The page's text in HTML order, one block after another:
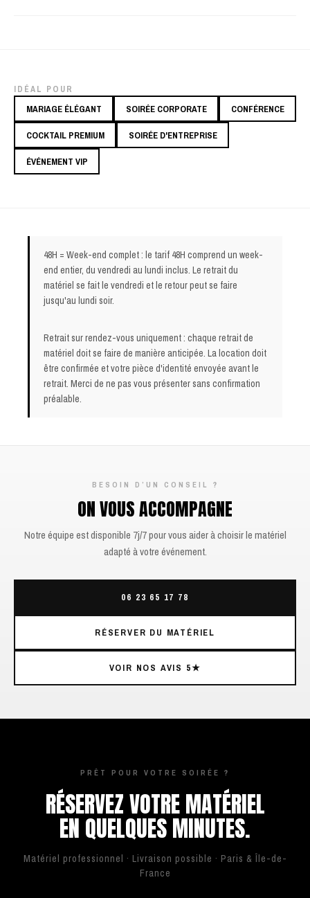
IDÉAL POUR
MARIAGE ÉLÉGANT SOIRÉE CORPORATE CONFÉRENCE
COCKTAIL PREMIUM SOIRÉE D'ENTREPRISE
ÉVÉNEMENT VIP
48H = Week-end complet : le tarif 48H comprend un week-
end entier, du vendredi au lundi inclus. Le retrait du
matériel se fait le vendredi et le retour peut se faire
jusqu'au lundi soir.
Retrait sur rendez-vous uniquement : chaque retrait de
matériel doit se faire de manière anticipée. La location doit
être confirmée et votre pièce d'identité envoyée avant le
retrait. Merci de ne pas vous présenter sans confirmation
préalable.
BESOIN D’UN CONSEIL ?
ON VOUS ACCOMPAGNE
Notre équipe est disponible 7j/7 pour vous aider à choisir le matériel
adapté à votre événement.
06 23 65 17 78
RÉSERVER DU MATÉRIEL
VOIR NOS AVIS 5★
PRÊT POUR VOTRE SOIRÉE ?
RÉSERVEZ VOTRE MATÉRIEL
EN QUELQUES MINUTES.
Matériel professionnel · Livraison possible · Paris & Île-de-
France